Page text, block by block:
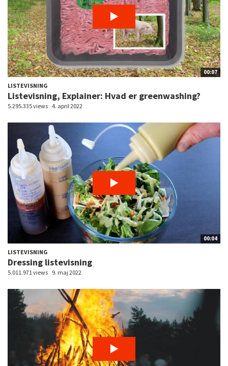
00:07
LISTEVISNING
Listevisning, Explainer: Hvad er greenwashing?
5.295.335 views 4. april 2022
00:04
LISTEVISNING
Dressing listevisning
5.011.971 views 9. maj 2022